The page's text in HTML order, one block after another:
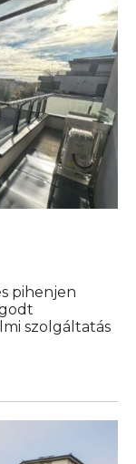
pihenjen
szolgáltatás